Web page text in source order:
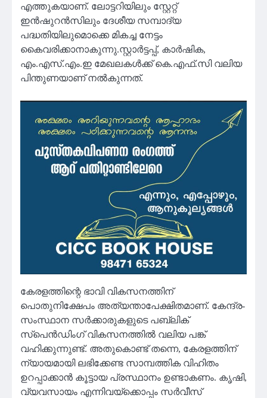
എത്തുകയാണ്. ലോട്ടറിയിലും സ്റ്റേറ്റ്
ഇന്‍ഷുറന്‍സിലും ദേശീയ സമ്പാദ്യ
പദ്ധതിയിലുമൊക്കെ മികച്ച നേട്ടം
കൈവരിക്കാനാകുന്നു.സ്റ്റാര്‍ട്ടപ്പ്, കാര്‍ഷിക,
എം.എസ്.എം.ഇ മേഖലകള്‍ക്ക് കെ.എഫ്.സി വലിയ
പിന്തുണയാണ് നല്‍കുന്നത്.
കേരളത്തിന്റെ ഭാവി വികസനത്തിന്
പൊതുനിക്ഷേപം അത്യന്താപേക്ഷിതമാണ്. കേന്ദ്ര-
സംസ്ഥാന സർക്കാരുകളുടെ പബ്ലിക്
സ്പെൻഡിംഗ് വികസനത്തിൽ വലിയ പങ്ക്
വഹിക്കുന്നുണ്ട്. അതുകൊണ്ട് തന്നെ, കേരളത്തിന്
ന്യായമായി ലഭിക്കേണ്ട സാമ്പത്തിക വിഹിതം
ഉറപ്പാക്കാൻ കൂട്ടായ പ്രസ്ഥാനം ഉണ്ടാകണം. കൃഷി,
വ്യവസായം എന്നിവയ്ക്കൊപ്പം സർവീസ്